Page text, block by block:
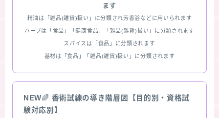
ます
精油は「雑品(雑貨)扱い」に分類され芳香浴などに用いられます
ハーブは「食品」「健康食品」「雑品(雑貨)扱い」に分類されます
スパイスは「食品」に分類されます
基材は「食品」「雑品(雑貨)扱い」に分類されます
NEW🌈 香術試練の導き階層図【目的別・資格試
験対応別】